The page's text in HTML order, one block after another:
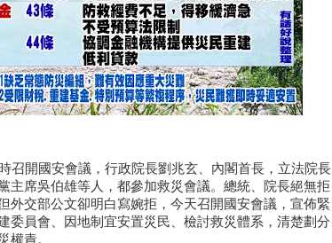
召開國安會議，行政院長劉兆玄、內閣首長，立法院長
主席吳伯雄等人，都參加救災會議。總統、院長絕無拒
外交部公文卻明白寫婉拒，今天召開國安會議，宣佈緊
委員會、因地制宜安置災民、檢討救災體系，清楚劃分
權責。